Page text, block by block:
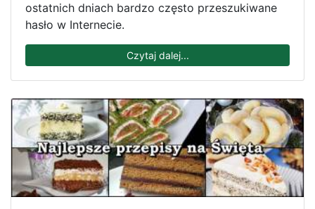
ostatnich dniach bardzo często przeszukiwane
hasło w Internecie.
Czytaj dalej...